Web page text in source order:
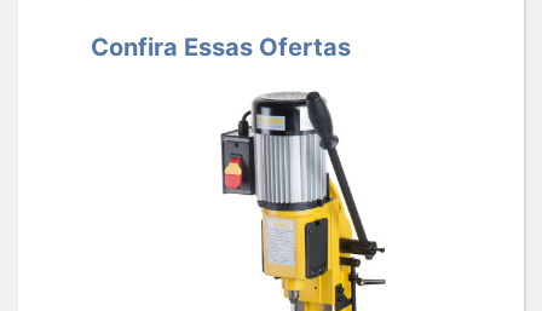
Confira Essas Ofertas